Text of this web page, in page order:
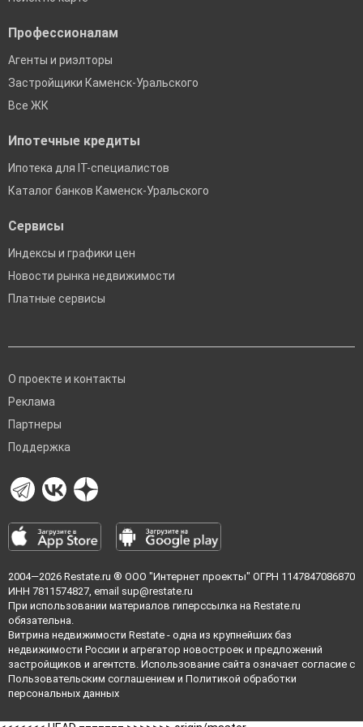
Профессионалам
Агенты и риэлторы
Застройщики Каменск-Уральского
Все ЖК
Ипотечные кредиты
Ипотека для IT-специалистов
Каталог банков Каменск-Уральского
Сервисы
Индексы и графики цен
Новости рынка недвижимости
Платные сервисы
О проекте и контакты
Реклама
Партнеры
Поддержка
2004—2026 Restate.ru ® ООО "Интернет проекты" ОГРН 1147847086870
ИНН 7811574827, email sup@restate.ru
При использовании материалов гиперссылка на Restate.ru
обязательна.
Витрина недвижимости Restate - одна из крупнейших баз
недвижимости России и агрегатор новостроек и предложений
застройщиков и агентств. Использование сайта означает согласие с
Пользовательским соглашением и Политикой обработки
персональных данных